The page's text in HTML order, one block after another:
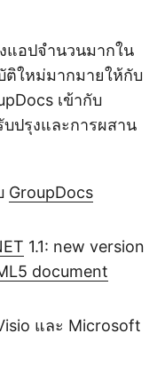
แอปจำนวนมากใน
ติใหม่มากมายให้กับ
เข้ากับ
ปรุงและการผสาน
GroupDocs
1.1: new version
document
และ Microsoft